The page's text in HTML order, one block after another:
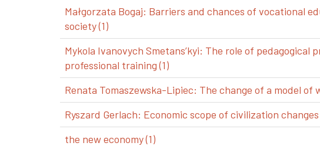
Małgorzata Bogaj: Barriers and chances of vocational
society (1)
Mykola Ivanovych Smetans’kyi: The role of
professional training (1)
Renata Tomaszewska-Lipiec: The change of a model
Ryszard Gerlach: Economic scope of civilization
the new economy (1)